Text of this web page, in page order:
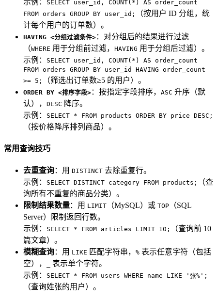
示例：
SELECT user_id, COUNT(*) AS order_count
FROM orders GROUP BY user_id;
（按用户 ID 分组，统
计每个用户的订单数）。
HAVING <分组过滤条件> ：对分组后的结果进行过滤
（WHERE 用于分组前过滤， HAVING 用于分组后过滤）。
示例：
SELECT user_id, COUNT(*) AS order_count
FROM orders GROUP BY user_id HAVING order_count
>= 5;
（筛选出订单数≥5 的用户）。
ORDER BY <排序字段> ：按指定字段排序， ASC 升序（默
认）， DESC 降序。
示例：
SELECT * FROM products ORDER BY price DESC;
（按价格降序排列商品）。
常用查询技巧
去重查询：用 DISTINCT 去除重复行。
示例：
SELECT DISTINCT category FROM products;
（查
询所有不重复的商品分类）。
限制结果数量：用 LIMIT （MySQL）或 TOP （SQL
Server）限制返回行数。
示例：
SELECT * FROM articles LIMIT 10;
（查询前 10
篇文章）。
模糊查询：用 LIKE 匹配字符串， % 表示任意字符（包括
空），
表示单个字符。
示例：
SELECT * FROM users WHERE name LIKE '张%';
（查询姓张的用户）。